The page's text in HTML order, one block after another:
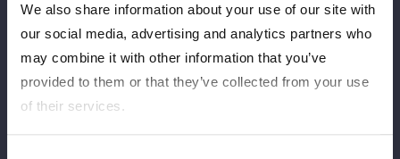
We also share information about your use of our site with
our social media, advertising and analytics partners who
may combine it with other information that you’ve
provided to them or that they’ve collected from your use
of their services.
浜辺纏vs金屋あんねvs儛島エマ
◆タッグマッチ